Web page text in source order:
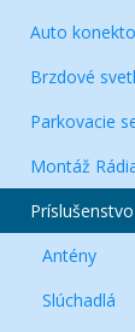
Auto
Brzdové
Parkovacie
Montáž
Príslušenstvo
Antény
Slúchadlá